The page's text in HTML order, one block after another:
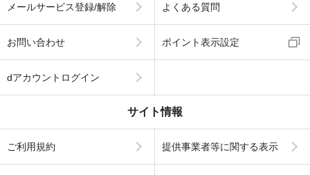
メールサービス登録/解除 よくある質問
お問い合わせ ポイント表示設定
dアカウントログイン
サイト情報
ご利用規約 提供事業者等に関する表示